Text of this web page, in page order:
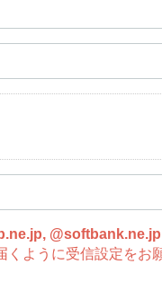
くように受信設定をお